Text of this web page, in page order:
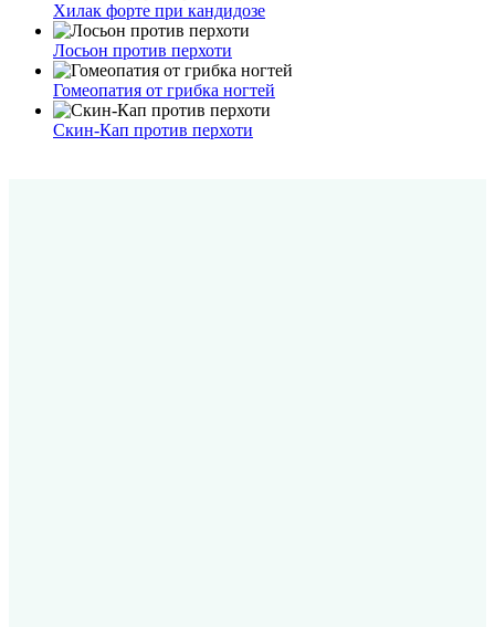
Хилак форте при кандидозе
Лосьон против перхоти
Гомеопатия от грибка ногтей
Скин-Кап против перхоти